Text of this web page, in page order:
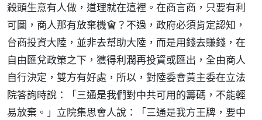
殺頭生意有人做，道理就在這裡。在商言商，只要有利
可圖，商人那有放棄機會？不過，政府必須肯定認知，
台商投資大陸，並非去幫助大陸，而是用錢去賺錢，在
自由匯兌政策之下，獲得利潤再投資或匯出，全由商人
自行決定，雙方有好處，所以，對陸委會黃主委在立法
院答詢時說：「三通是我們對中共可用的籌碼，不能輕
易放棄。」立院集思會人說：「三通是我方王牌，要中